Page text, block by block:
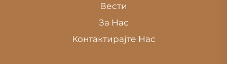
Вести
За Нас
Контактирајте Нас